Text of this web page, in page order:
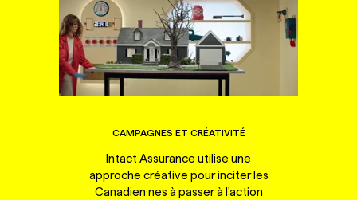
CAMPAGNES ET CRÉATIVITÉ
Intact Assurance utilise une
approche créative pour inciter les
Canadien·nes à passer à l'action